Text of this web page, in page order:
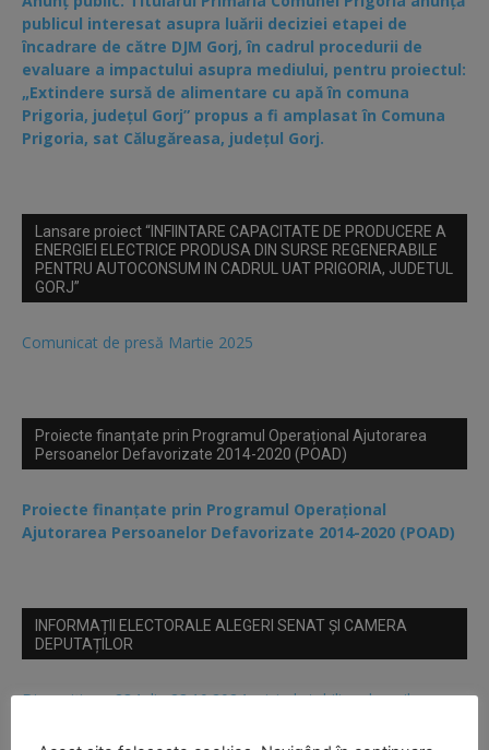
publicul interesat asupra luării deciziei etapei de
încadrare de către DJM Gorj, în cadrul procedurii de
evaluare a impactului asupra mediului, pentru proiectul:
„Extindere sursă de alimentare cu apă în comuna
Prigoria, județul Gorj” propus a fi amplasat în Comuna
Prigoria, sat Călugăreasa, județul Gorj.
Lansare proiect “INFIINTARE CAPACITATE DE PRODUCERE A
ENERGIEI ELECTRICE PRODUSA DIN SURSE REGENERABILE
PENTRU AUTOCONSUM IN CADRUL UAT PRIGORIA, JUDETUL
GORJ”
Comunicat de presă Martie 2025
Proiecte finanțate prin Programul Operațional Ajutorarea
Persoanelor Defavorizate 2014-2020 (POAD)
Proiecte finanțate prin Programul Operațional
Ajutorarea Persoanelor Defavorizate 2014-2020 (POAD)
INFORMAȚII ELECTORALE ALEGERI SENAT ȘI CAMERA
DEPUTAȚILOR
Dispoziția nr 284 din 28.10.2024 privind stabilirea locurilor
2024